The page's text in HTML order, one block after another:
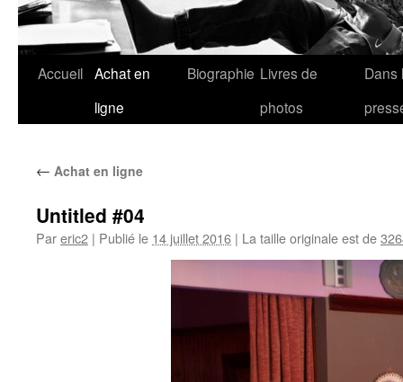
Accueil Achat en
ligne
Biographie Livres de
photos
Dans
← Achat en ligne
Untitled #04
Pareric2 | Publié le 14 juillet 2016 | La taille originale est de